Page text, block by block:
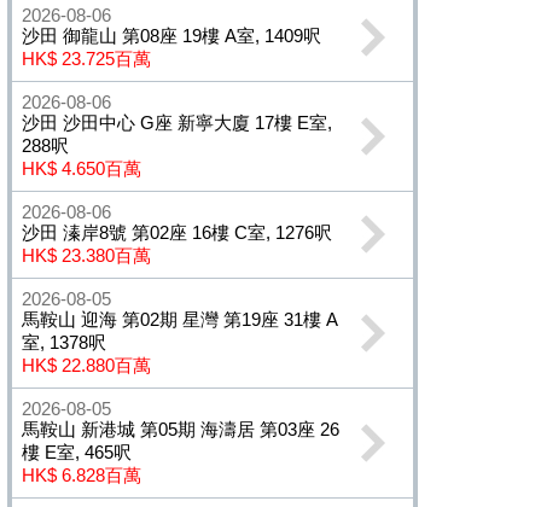
2026-08-06
沙田 御龍山 第08座 19樓 A室, 1409呎
HK$ 23.725百萬
2026-08-06
沙田 沙田中心 G座 新寧大廈 17樓 E室,
288呎
HK$ 4.650百萬
2026-08-06
沙田 溱岸8號 第02座 16樓 C室, 1276呎
HK$ 23.380百萬
2026-08-05
馬鞍山 迎海 第02期 星灣 第19座 31樓 A
室, 1378呎
HK$ 22.880百萬
2026-08-05
馬鞍山 新港城 第05期 海濤居 第03座 26
樓 E室, 465呎
HK$ 6.828百萬